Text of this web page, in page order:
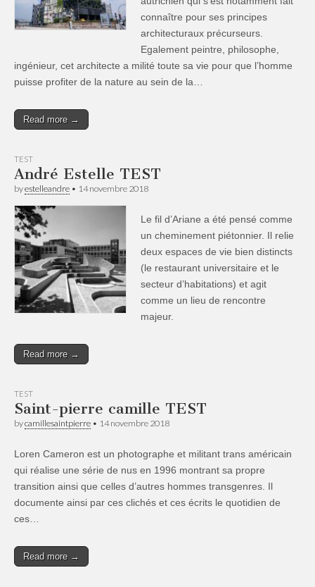
connaître pour ses principes
architecturaux précurseurs.
Egalement peintre, philosophe,
ingénieur, cet architecte a milité toute sa vie pour que l’homme
puisse profiter de la nature au sein de la…
Read more →
TEST
André Estelle TEST
byestelleandre • 14 novembre 2018
Le fil d’Ariane a été pensé comme
un cheminement piétonnier. Il relie
deux espaces de vie bien distincts
(le restaurant universitaire et le
secteur d’habitations) et agit
comme un lieu de rencontre
majeur.
Read more →
TEST
Saint-pierre camille TEST
bycamillesaintpierre • 14 novembre 2018
Loren Cameron est un photographe et militant trans américain
qui réalise une série de nus en 1996 montrant sa propre
transition ainsi que celles d’autres hommes transgenres. Il
documente ainsi par ces clichés et ces écrits le quotidien de
ces…
Read more →